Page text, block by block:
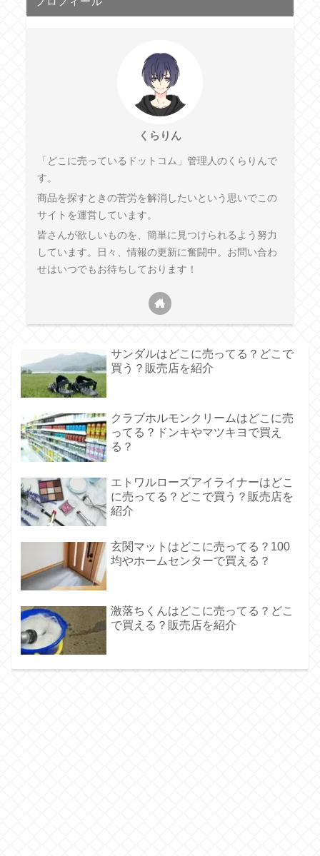
くらりん
「どこに売っているドットコム」管理人のくらりんで
す。
商品を探すときの苦労を解消したいという思いでこの
サイトを運営しています。
皆さんが欲しいものを、簡単に見つけられるよう努力
しています。日々、情報の更新に奮闘中。お問い合わ
せはいつでもお待ちしております！
サンダルはどこに売ってる？どこで
買う？販売店を紹介
クラブホルモンクリームはどこに売
ってる？ドンキやマツキヨで買え
る？
エトワルローズアイライナーはどこ
に売ってる？どこで買う？販売店を
紹介
玄関マットはどこに売ってる？100
均やホームセンターで買える？
激落ちくんはどこに売ってる？どこ
で買える？販売店を紹介